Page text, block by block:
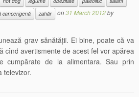
cancerigenă zahăr on31 March 2012by
grav sănătății. Ei bine, poate că va
cînd avertismente de acest fel vor apărea
cumpărate de la alimentara. Sau prin
televizor.